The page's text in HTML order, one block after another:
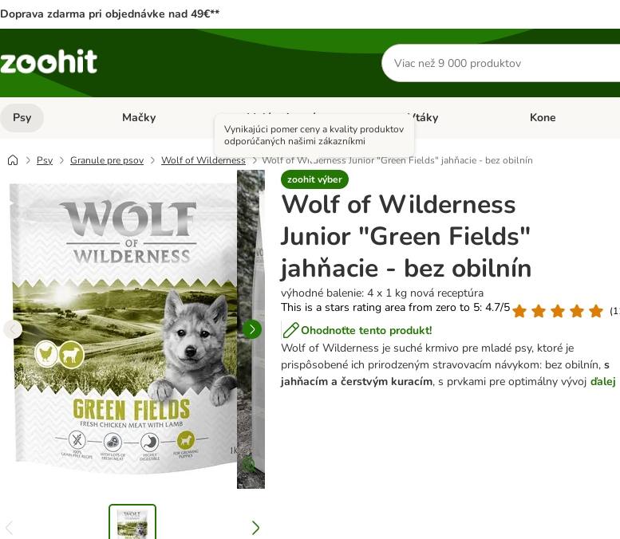
Doprava zdarma pri objednávke nad 49€**
Hľadať
produkty
Psy Otvoriť menu: Psy
Mačky Otvoriť menu: Mačky
Malé zvieratá Otvoriť menu: Malé zvieratá
Vtáky Otvoriť menu: Vtáky
Kone
Psy Granule pre psov Wolf of Wilderness
Wolf of Wilderness Junior "Green Fields" jahňacie - bez obilnín
zoohit výber
Vynikajúci pomer ceny a kvality produktov
odporúčaných našimi zákazníkmi
Wolf of Wilderness
Junior "Green Fields"
jahňacie - bez obilnín
výhodné balenie: 4 x 1 kg nová receptúra
This is a stars rating area from zero to 5: 4.7/5
(
Ohodnoťte tento produkt!
Wolf of Wilderness je suché krmivo pre mladé psy, ktoré je
prispôsobené ich prirodzeným stravovacím návykom: bez obilnín, s
jahňacím a čerstvým kuracím, s prvkami pre optimálny vývoj ďalej